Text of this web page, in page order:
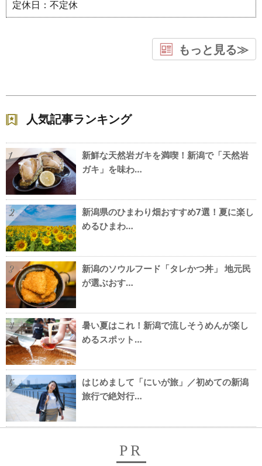
定休日：不定休
もっと見る≫
人気記事ランキング
1
新鮮な天然岩ガキを満喫！新潟で「天然岩
ガキ」を味わ…
2
新潟県のひまわり畑おすすめ7選！夏に楽し
めるひまわ…
3
新潟のソウルフード「タレかつ丼」 地元民
が選ぶおす…
4
暑い夏はこれ！新潟で流しそうめんが楽し
めるスポット…
5
はじめまして「にいが旅」／初めての新潟
旅行で絶対行…
PR